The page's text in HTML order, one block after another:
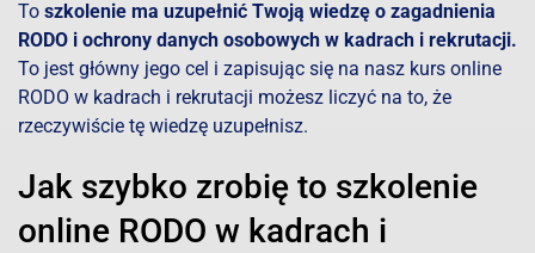
To szkolenie ma uzupełnić Twoją wiedzę o zagadnienia
RODO i ochrony danych osobowych w kadrach i rekrutacji.
To jest główny jego cel i zapisując się na nasz kurs online
RODO w kadrach i rekrutacji możesz liczyć na to, że
rzeczywiście tę wiedzę uzupełnisz.
Jak szybko zrobię to szkolenie
online RODO w kadrach i